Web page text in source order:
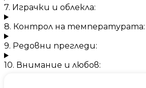
7. Играчки и облекла:
8. Контрол на температурата:
9. Редовни прегледи:
10. Внимание и любов: